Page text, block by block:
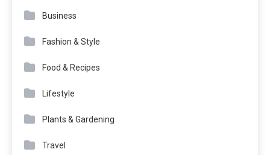
Business
Fashion & Style
Food & Recipes
Lifestyle
Plants & Gardening
Travel